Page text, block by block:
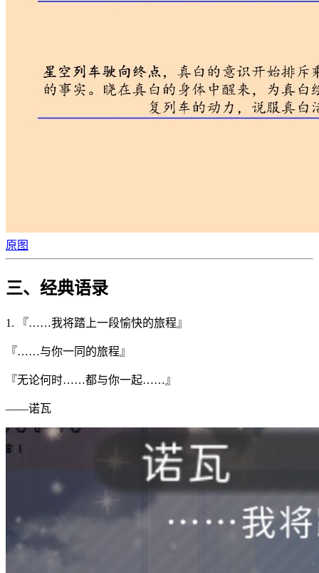
原图
三、经典语录
1. 『……我将踏上一段愉快的旅程』
『……与你一同的旅程』
『无论何时……都与你一起……』
——诺瓦